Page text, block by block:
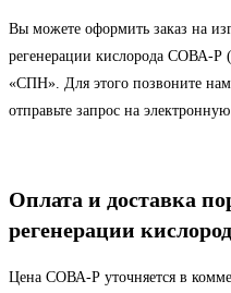
Вы можете оформить заказ на
регенерации кислорода СОВА-
«СПН». Для этого позвоните
отправьте запрос на
Оплата и доставка
регенерации
Цена СОВА-Р уточняется в